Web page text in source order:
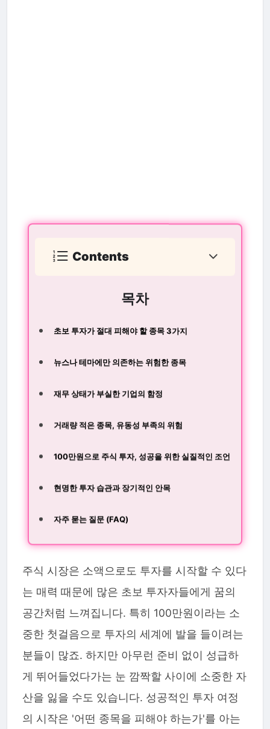
Contents
목차
초보 투자가 절대 피해야 할 종목 3가지
뉴스나 테마에만 의존하는 위험한 종목
재무 상태가 부실한 기업의 함정
거래량 적은 종목, 유동성 부족의 위험
100만원으로 주식 투자, 성공을 위한 실질적인 조언
현명한 투자 습관과 장기적인 안목
자주 묻는 질문 (FAQ)
주식 시장은 소액으로도 투자를 시작할 수 있다
는 매력 때문에 많은 초보 투자자들에게 꿈의
공간처럼 느껴집니다. 특히 100만원이라는 소
중한 첫걸음으로 투자의 세계에 발을 들이려는
분들이 많죠. 하지만 아무런 준비 없이 성급하
게 뛰어들었다가는 눈 깜짝할 사이에 소중한 자
산을 잃을 수도 있습니다. 성공적인 투자 여정
의 시작은 '어떤 종목을 피해야 하는가'를 아는